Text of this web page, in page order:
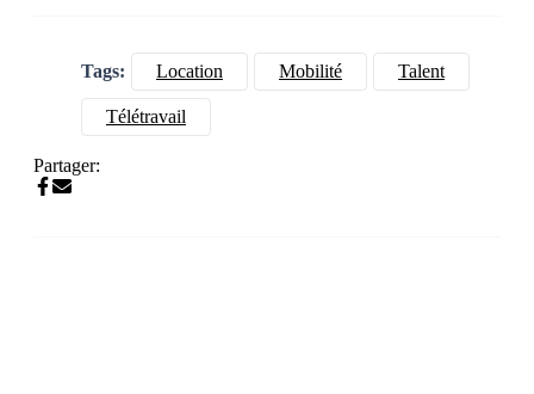
Tags: Location Mobilité Talent
Télétravail
Partager: